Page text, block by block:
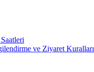
ve Ziyaret Kuralları